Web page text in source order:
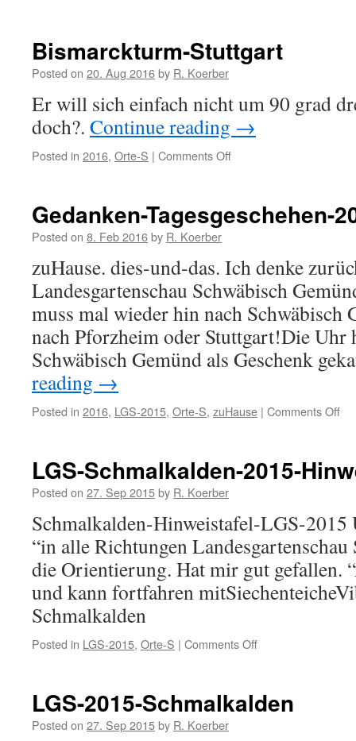
Giessen-
Bismarckturm-Stuttgart
Posted on 20. Aug 2016by R. Koerber
Er will sich einfach nicht um 90 grad
doch?. Continue reading →
Posted in 2016, Orte-S | Comments Off
Gedanken-Tagesgeschehen-
Posted on 8. Feb 2016by R. Koerber
zuHause. dies-und-das. Ich denke
Landesgartenschau Schwäbisch
muss mal wieder hin nach Schwäbisch
nach Pforzheim oder Stuttgart!Die Uhr
Schwäbisch Gemünd als Geschenk
reading →
Posted in 2016, LGS-2015, Orte-S, zuHause | Comments Off
LGS-Schmalkalden-2015-
Posted on 27. Sep 2015by R. Koerber
Schmalkalden-Hinweistafel-LGS-2015
“in alle Richtungen
die Orientierung. Hat mir gut gefallen.
und kann fortfahren
Schmalkalden
Posted in LGS-2015, Orte-S | Comments Off
2015-
Hinweistafel
LGS-2015-Schmalkalden
Posted on 27. Sep 2015by R. Koerber